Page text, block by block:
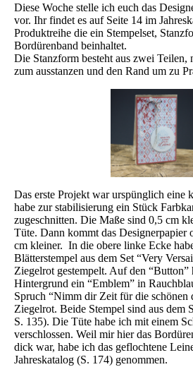
Diese Woche stelle ich euch das
vor. Ihr findet es auf Seite 14 im
Produktreihe die ein Stempelset,
Bordürenband beinhaltet.
Die Stanzform besteht aus zwei Teilen,
zum ausstanzen und den Rand um zu
Das erste Projekt war urspünglich eine
habe zur stabilisierung ein Stück
zugeschnitten. Die Maße sind 0,5 cm
Tüte. Dann kommt das Designerpapier
cm kleiner. In die obere linke Ecke
Blätterstempel aus dem Set “Very
Ziegelrot gestempelt. Auf den “Button”
Hintergrund ein “Emblem” in
Spruch “Nimm dir Zeit für die schönen
Ziegelrot. Beide Stempel sind aus dem
S. 135). Die Tüte habe ich mit einem
verschlossen. Weil mir hier das
dick war, habe ich das geflochtene
Jahreskatalog (S. 174) genommen.